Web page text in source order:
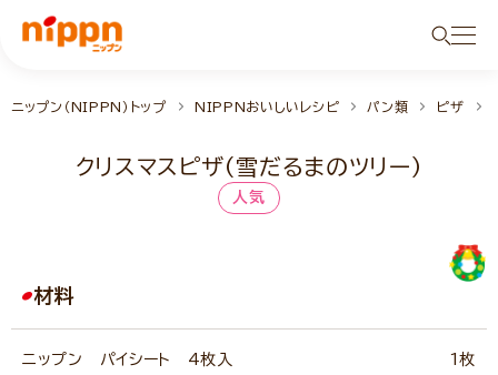
ニップン（NIPPN）トップ NIPPNおいしいレシピ パン類 ピザ
クリスマスピザ（雪だるまのツリー）
人気
材料
ニップン パイシート 4枚入 1枚